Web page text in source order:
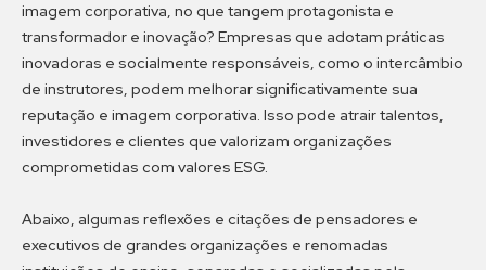
imagem corporativa, no que tangem protagonista e
transformador e inovação? Empresas que adotam práticas
inovadoras e socialmente responsáveis, como o intercâmbio
de instrutores, podem melhorar significativamente sua
reputação e imagem corporativa. Isso pode atrair talentos,
investidores e clientes que valorizam organizações
comprometidas com valores ESG.
Abaixo, algumas reflexões e citações de pensadores e
executivos de grandes organizações e renomadas